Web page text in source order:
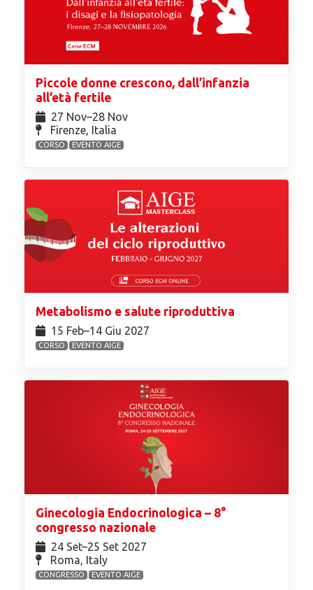
Piccole donne crescono, dall’infanzia
all’età fertile
27 Nov⁠–28 Nov
Firenze, Italia
CORSO EVENTO AIGE
Metabolismo e salute riproduttiva
15 Feb⁠–14 Giu 2027
CORSO EVENTO AIGE
Ginecologia Endocrinologica – 8°
congresso nazionale
24 Set⁠–25 Set 2027
Roma, Italy
CONGRESSO EVENTO AIGE